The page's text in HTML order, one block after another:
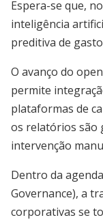
Espera-se que,
inteligência
preditiva de
O avanço do
permite
plataformas de
os relatórios são
intervenção
Dentro da
Governance), a
corporativas se